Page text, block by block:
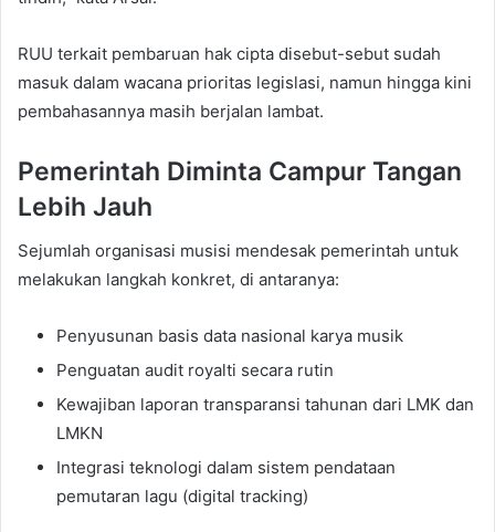
RUU terkait pembaruan hak cipta disebut-sebut sudah
masuk dalam wacana prioritas legislasi, namun hingga kini
pembahasannya masih berjalan lambat.
Pemerintah Diminta Campur Tangan
Lebih Jauh
Sejumlah organisasi musisi mendesak pemerintah untuk
melakukan langkah konkret, di antaranya:
Penyusunan basis data nasional karya musik
Penguatan audit royalti secara rutin
Kewajiban laporan transparansi tahunan dari LMK dan
LMKN
Integrasi teknologi dalam sistem pendataan
pemutaran lagu (digital tracking)